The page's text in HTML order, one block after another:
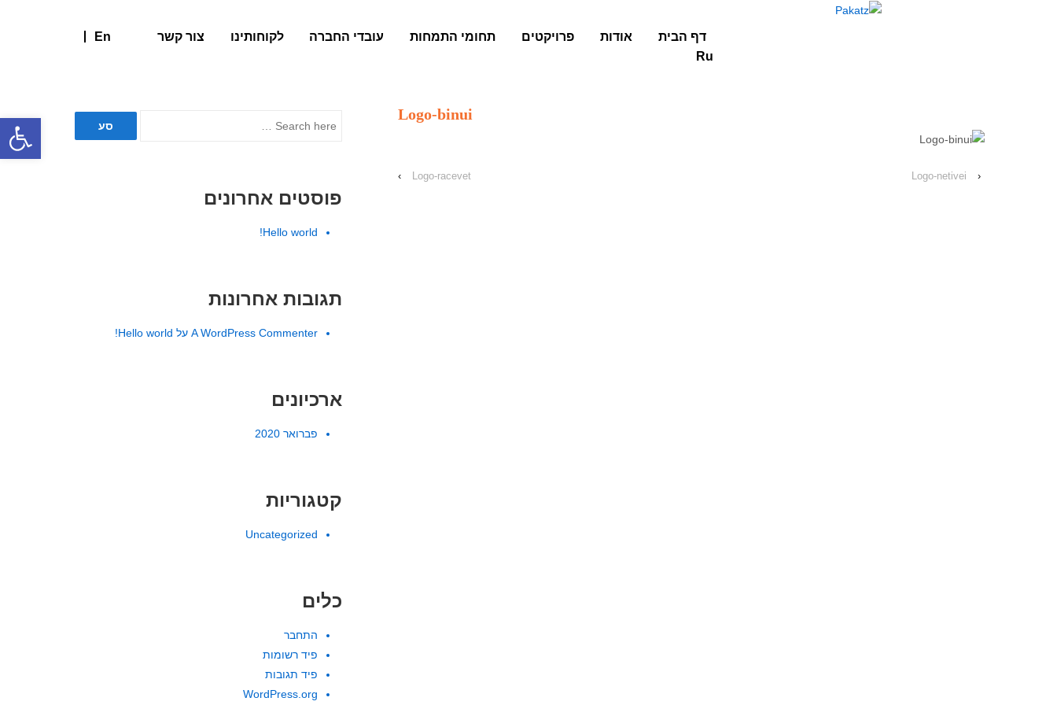
דף הבית אודות פרויקטים תחומי התמחות עובדי החברה לקוחותינו צור קשר
En
Ru
Logo-binui
‹
Logo-netivei
Logo-racevet
›
פוסטים אחרונים
Hello world!
תגובות אחרונות
A WordPress Commenter על Hello world!
ארכיונים
פברואר 2020
קטגוריות
Uncategorized
כלים
התחבר
פיד רשומות
פיד תגובות
WordPress.org
פתח